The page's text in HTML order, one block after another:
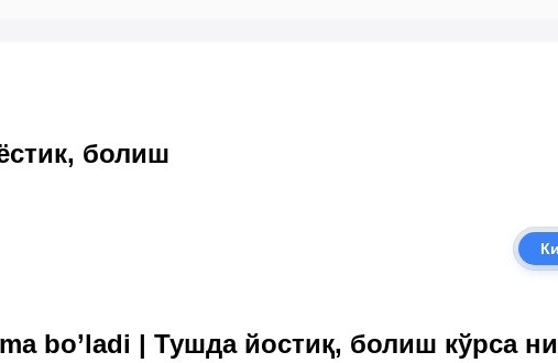
болиш
bo’ladi | Тушда йостиқ, болиш кўрса